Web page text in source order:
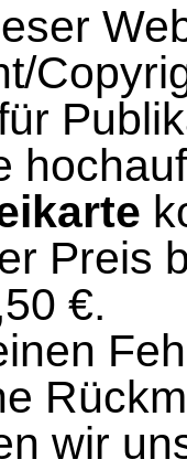
Preis
€.
wir